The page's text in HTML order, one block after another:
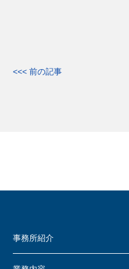
<<< 前の記事
事務所紹介